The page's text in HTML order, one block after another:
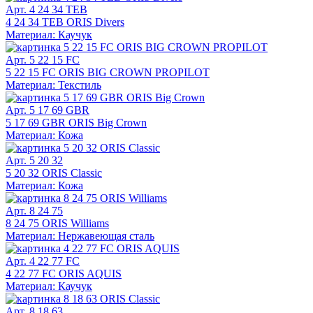
Арт. 4 24 34 TEB
4 24 34 TEB ORIS Divers
Материал: Каучук
Арт. 5 22 15 FC
5 22 15 FC ORIS BIG CROWN PROPILOT
Материал: Текстиль
Арт. 5 17 69 GBR
5 17 69 GBR ORIS Big Crown
Материал: Кожа
Арт. 5 20 32
5 20 32 ORIS Classic
Материал: Кожа
Арт. 8 24 75
8 24 75 ORIS Williams
Материал: Нержавеющая сталь
Арт. 4 22 77 FC
4 22 77 FC ORIS AQUIS
Материал: Каучук